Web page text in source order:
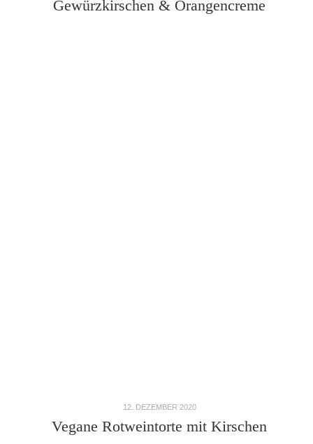
Gewürzkirschen & Orangencreme
12. DEZEMBER 2020
Vegane Rotweintorte mit Kirschen